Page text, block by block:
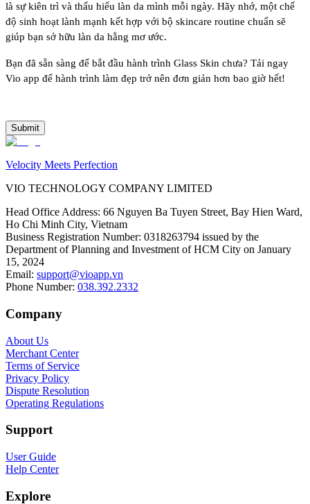
là sự kiên trì và thấu hiểu làn da mình mỗi ngày. Hãy nhớ, một chế
độ sinh hoạt lành mạnh kết hợp với bộ skincare routine chuẩn sẽ
giúp bạn sở hữu làn da hằng mơ ước.
Bạn đã sẵn sàng để bắt đầu hành trình Glass Skin chưa? Tải ngay
Vio app để hành trình làm đẹp trở nên đơn giản hơn bao giờ hết!
Submit
Velocity Meets Perfection
VIO TECHNOLOGY COMPANY LIMITED
Head Office Address: 66 Nguyen Ba Tuyen Street, Bay Hien Ward,
Ho Chi Minh City, Vietnam
Business Registration Number: 0318263794 issued by the
Department of Planning and Investment of HCM City on January
15, 2024
Email: support@vioapp.vn
Phone Number: 038.392.2332
Company
About Us
Merchant Center
Terms of Service
Privacy Policy
Dispute Resolution
Operating Regulations
Support
User Guide
Help Center
Explore